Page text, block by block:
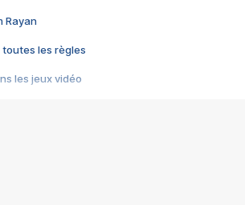
Rayan
toutes les règles
les jeux vidéo